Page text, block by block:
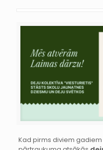
Kad pirms diviem